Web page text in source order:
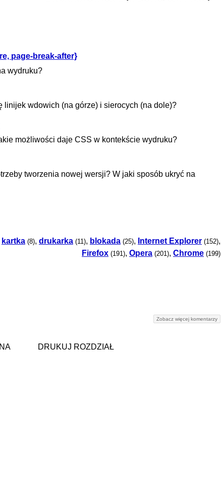
page-break-after}
wydruku?
wdowich (na górze) i sierocych (na dole)?
możliwości daje CSS w kontekście wydruku?
tworzenia nowej wersji? W jaki sposób ukryć na
kartka (8), drukarka (11), blokada (25), Internet Explorer (152),
Firefox (191), Opera (201), Chrome (199)
Zobacz więcej komentarzy
DRUKUJ ROZDZIAŁ